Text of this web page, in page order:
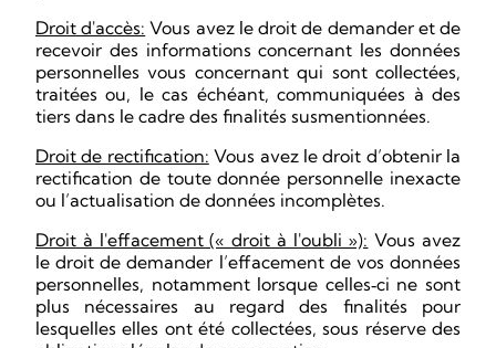
Droit d'accès: Vous avez le droit de demander et de
recevoir des informations concernant les données
personnelles vous concernant qui sont collectées,
traitées ou, le cas échéant, communiquées à des
tiers dans le cadre des finalités susmentionnées.
Droit de rectification: Vous avez le droit d’obtenir la
rectification de toute donnée personnelle inexacte
ou l’actualisation de données incomplètes.
Droit à l'effacement (« droit à l'oubli »): Vous avez
le droit de demander l’effacement de vos données
personnelles, notamment lorsque celles‑ci ne sont
plus nécessaires au regard des finalités pour
lesquelles elles ont été collectées, sous réserve des